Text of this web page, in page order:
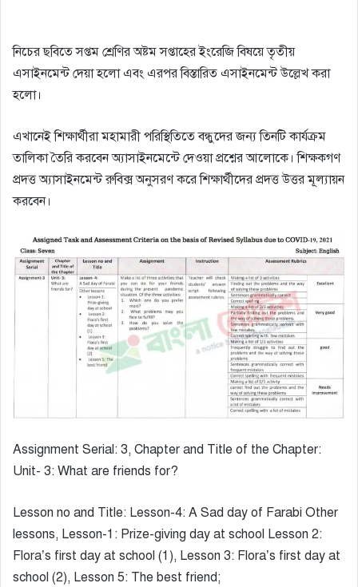
নিচের ছবিতে সপ্তম শ্রেণির অষ্টম সপ্তাহের ইংরেজি বিষয়ে তৃতীয়
এসাইনমেন্ট দেয়া হলো এবং এরপর বিস্তারিত এসাইনমেন্ট উল্লেখ করা
হলো।
এখানেই শিক্ষার্থীরা মহামারী পরিস্থিতিতে বন্ধুদের জন্য তিনটি কার্যক্রম
তালিকা তৈরি করবেন অ্যাসাইনমেন্টে দেওয়া প্রশ্নের আলোকে।শিক্ষকগণ
প্রদত্ত অ্যাসাইনমেন্ট রুবিক্স অনুসরণ করে শিক্ষার্থীদের প্রদত্ত উত্তর মূল্যায়ন
করবেন।
Assignment Serial: 3, Chapter and Title of the Chapter:
Unit- 3: What are friends for?
Lesson no and Title: Lesson-4: A Sad day of Farabi Other
lessons, Lesson-1: Prize-giving day at school Lesson 2:
Flora’s first day at school (1), Lesson 3: Flora’s first day at
school (2), Lesson 5: The best friend;